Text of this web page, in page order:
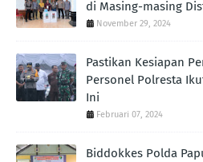
di Masing-masing
November 29, 2024
Pastikan Kesiapan
Personel Polresta
Ini
Februari 07, 2024
Biddokkes Polda